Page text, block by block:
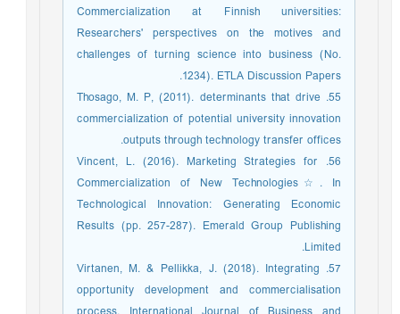
Commercialization at Finnish universities:
Researchers' perspectives on the motives and
challenges of turning science into business (No.
1234). ETLA Discussion Papers.
55. Thosago, M. P, (2011). determinants that drive
commercialization of potential university innovation
outputs through technology transfer offices.
56. Vincent, L. (2016). Marketing Strategies for
Commercialization of New Technologies☆. In
Technological Innovation: Generating Economic
Results (pp. 257-287). Emerald Group Publishing
Limited.
57. Virtanen, M. & Pellikka, J. (2018). Integrating
opportunity development and commercialisation